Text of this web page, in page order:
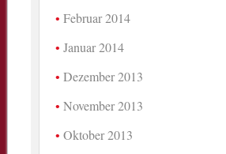
Februar 2014
Januar 2014
Dezember 2013
November 2013
Oktober 2013